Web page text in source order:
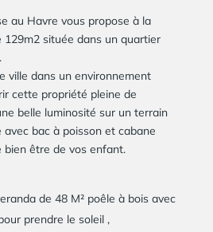
au Havre vous propose à la
129m2 située dans un quartier
ville dans un environnement
cette propriété pleine de
belle luminosité sur un terrain
avec bac à poisson et cabane
bien être de vos enfant.
de 48 M² poêle à bois avec
prendre le soleil ,